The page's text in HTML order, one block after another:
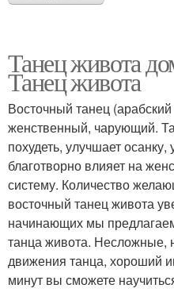
Танец живота
Танец живота
Восточный танец
женственный, чарующий.
похудеть, улучшает
благотворно влияет на
систему. Количество
восточный танец живота
начинающих мы
танца живота.
движения танца, хороший
минут вы сможете